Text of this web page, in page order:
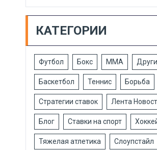
КАТЕГОРИИ
Футбол Бокс ММА
Баскетбол Теннис Борьба
Стратегии ставок Лента
Блог Ставки на спорт
Тяжелая атлетика Слоупстайл